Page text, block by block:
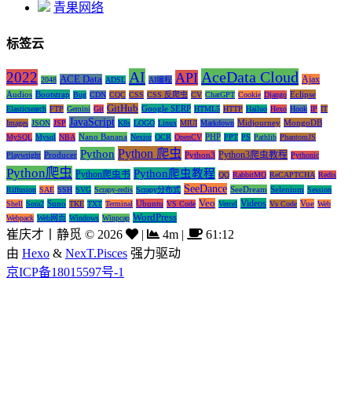
青果网络
标签云
2022 2048 ACE Data ADSL AI AI编程 API AceData Cloud Ajax
Audios Bootstrap Bug CDN CQC CSS CSS 反爬虫 CV ChatGPT Cookie Django Eclipse
Elasticsearch FTP Gemini Git GitHub Google SERP HTML5 HTTP Hailuo Hexo Hook IP IT
Images JSON JSP JavaScript K8s LOGO Linux MIUI Markdown Midjourney MongoDB
MySQL Mysql NBA Nano Banana Nexior OCR OpenCV PHP PPT PS Pathlib PhantomJS
Playwright Producer Python Python 爬虫 Python3 Python3爬虫教程 Pythonic
Python爬虫 Python爬虫书 Python爬虫教程 QQ RabbitMQ ReCAPTCHA Redis
Riffusion SAE SSH SVG Scrapy-redis Scrapy分布式 SeeDance SeeDream Selenium Session
Shell Sora2 Suno TKE TXT Terminal Ubuntu VS Code Veo Vercel Videos Vs Code Vue Web
Webpack Web网页 Windows Winpcap WordPress
崔庆才丨静觅 © 2026 | 4m |
61:12
由 Hexo & NexT.Pisces 强力驱动
京ICP备18015597号-1